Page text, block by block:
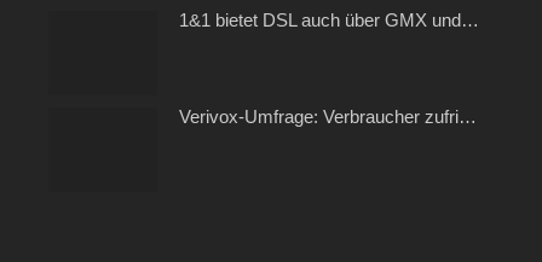
1&1 bietet DSL auch über GMX und WEB.DE
Verivox-Umfrage: Verbraucher zufrieden mit ihrem Kabel- und Internetanbieter